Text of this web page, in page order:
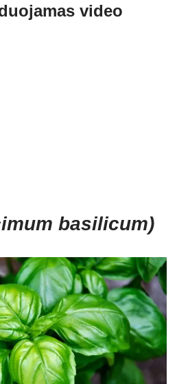
video
basilicum)